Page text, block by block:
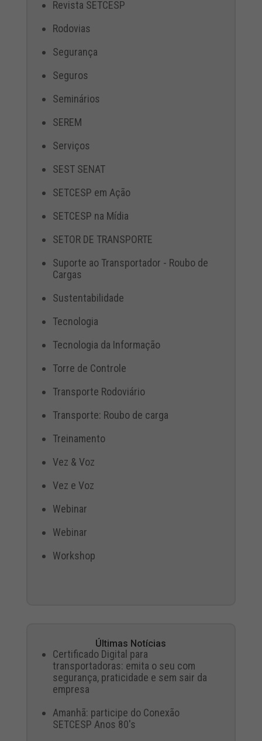
Revista SETCESP
Rodovias
Segurança
Seguros
Seminários
SEREM
Serviços
SEST SENAT
SETCESP em Ação
SETCESP na Mídia
SETOR DE TRANSPORTE
Suporte ao Transportador - Roubo de
Cargas
Sustentabilidade
Tecnologia
Tecnologia da Informação
Torre de Controle
Transporte Rodoviário
Transporte: Roubo de carga
Treinamento
Vez & Voz
Vez e Voz
Webinar
Webinar
Workshop
Últimas Notícias
Certificado Digital para
transportadoras: emita o seu com
segurança, praticidade e sem sair da
empresa
Amanhã: participe do Conexão
SETCESP Anos 80's